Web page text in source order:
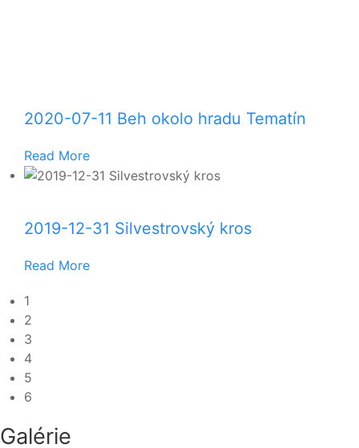
2020-07-11 Beh okolo hradu Tematín
Read More
2019-12-31 Silvestrovský kros
Read More
1
2
3
4
5
6
Galérie